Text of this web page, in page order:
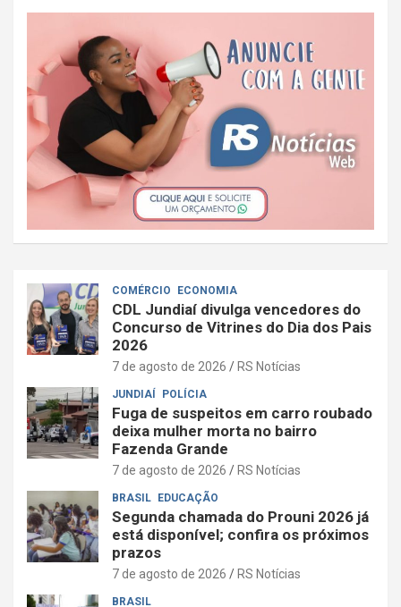
COMÉRCIO ECONOMIA
CDL Jundiaí divulga vencedores do
Concurso de Vitrines do Dia dos Pais
2026
7 de agosto de 2026 RS Notícias
JUNDIAÍ POLÍCIA
Fuga de suspeitos em carro roubado
deixa mulher morta no bairro
Fazenda Grande
7 de agosto de 2026 RS Notícias
BRASIL EDUCAÇÃO
Segunda chamada do Prouni 2026 já
está disponível; confira os próximos
prazos
7 de agosto de 2026 RS Notícias
BRASIL